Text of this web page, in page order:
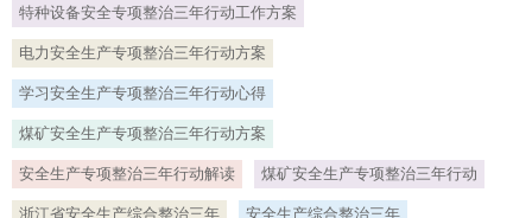
特种设备安全专项整治三年行动工作方案
电力安全生产专项整治三年行动方案
学习安全生产专项整治三年行动心得
煤矿安全生产专项整治三年行动方案
安全生产专项整治三年行动解读 煤矿安全生产专项整治三年行动
浙江省安全生产综合整治三年 安全生产综合整治三年